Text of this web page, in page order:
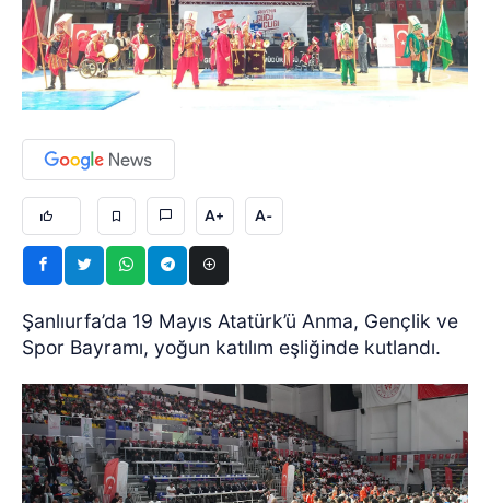
A+ A-
Şanlıurfa’da 19 Mayıs Atatürk’ü Anma, Gençlik ve
Spor Bayramı, yoğun katılım eşliğinde kutlandı.